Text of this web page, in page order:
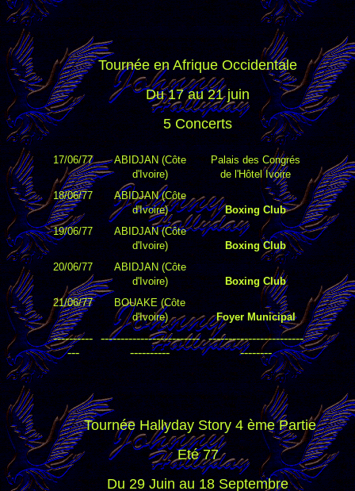
Tournée en Afrique Occidentale
Du 17 au 21 juin
5 Concerts
17/06/77
ABIDJAN (Côte
d'Ivoire)
Palais des Congrés
de l'Hôtel Ivoire
18/06/77
ABIDJAN (Côte
d'Ivoire)
Boxing Club
19/06/77
ABIDJAN (Côte
d'Ivoire)
Boxing Club
20/06/77
ABIDJAN (Côte
d'Ivoire)
Boxing Club
21/06/77
BOUAKE (Côte
d'Ivoire)
Foyer Municipal
----------
---
-------------------------
----------
------------------------
--------
Tournée Hallyday Story 4 ème Partie
Eté 77
Du 29 Juin au 18 Septembre